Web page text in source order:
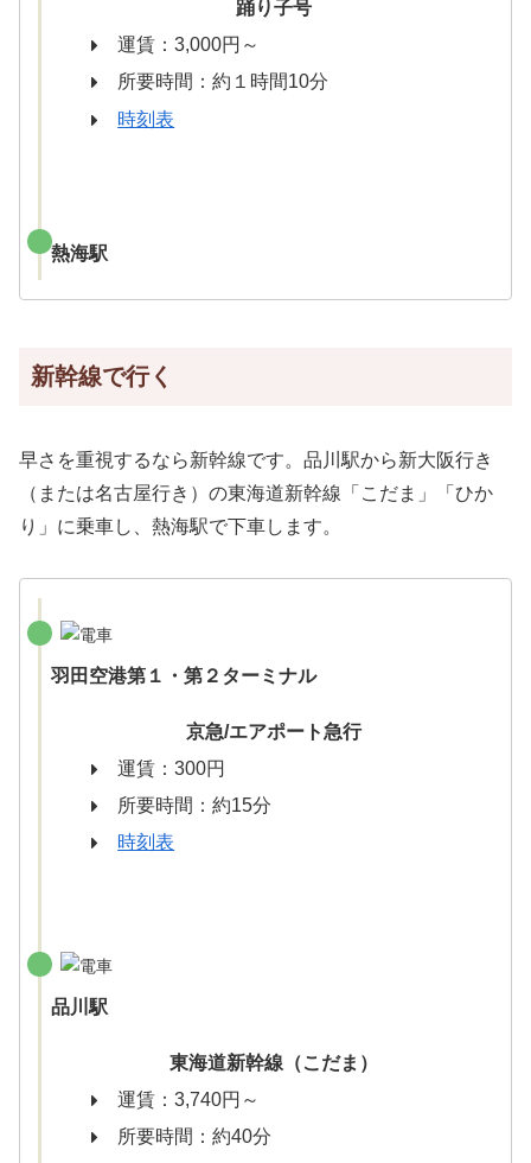
踊り子号
運賃：3,000円～
所要時間：約１時間10分
時刻表
熱海駅
新幹線で行く
早さを重視するなら新幹線です。品川駅から新大阪行き
（または名古屋行き）の東海道新幹線「こだま」「ひか
り」に乗車し、熱海駅で下車します。
羽田空港第１・第２ターミナル
京急/エアポート急行
運賃：300円
所要時間：約15分
時刻表
品川駅
東海道新幹線（こだま）
運賃：3,740円～
所要時間：約40分